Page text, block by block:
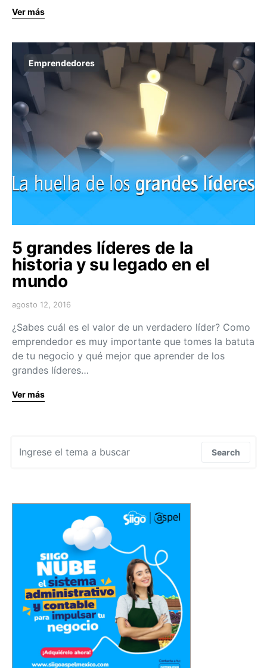
Ver más
Emprendedores
5 grandes líderes de la
historia y su legado en el
mundo
agosto 12, 2016
¿Sabes cuál es el valor de un verdadero líder? Como
emprendedor es muy importante que tomes la batuta
de tu negocio y qué mejor que aprender de los
grandes líderes…
Ver más
Search